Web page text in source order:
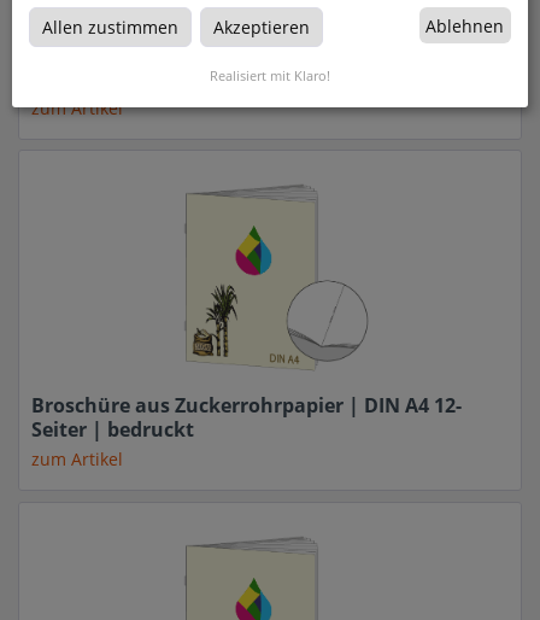
Briefumschläge aus Zuckerrohr | DIN lang |
zum Artikel
Broschüre aus Zuckerrohrpapier | DIN A4 12-
Seiter | bedruckt
zum Artikel
Allen zustimmen Akzeptieren Ablehnen
Realisiert mit Klaro!